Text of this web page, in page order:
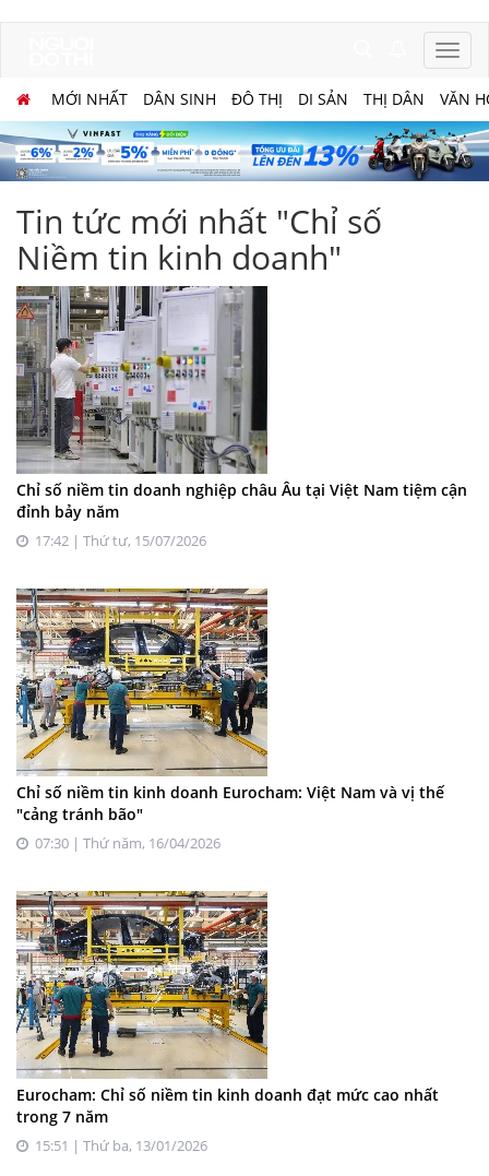
MỚI NHẤT DÂN SINH ĐÔ THỊ DI SẢN THỊ DÂN VĂN
Tin tức mới nhất "Chỉ số
Niềm tin kinh doanh"
Chỉ số niềm tin doanh nghiệp châu Âu tại Việt Nam tiệm cận
đỉnh bảy năm
17:42 | Thứ tư, 15/07/2026
Chỉ số niềm tin kinh doanh Eurocham: Việt Nam và vị thế
"cảng tránh bão"
07:30 | Thứ năm, 16/04/2026
Eurocham: Chỉ số niềm tin kinh doanh đạt mức cao nhất
trong 7 năm
15:51 | Thứ ba, 13/01/2026